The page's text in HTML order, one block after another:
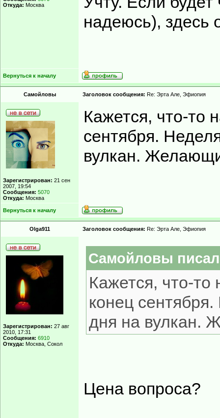
Откуда: Москва
надеюсь), здесь
Вернуться к началу
Самойловы Заголовок сообщения: Re: Эрта Але, Эфиопия
Зарегистрирован: 21 сен
2007, 19:54
Сообщения: 5070
Откуда: Москва
Кажется, что-то
сентября.
вулкан.
Вернуться к началу
Olga911 Заголовок сообщения: Re: Эрта Але, Эфиопия
Зарегистрирован: 27 авг
2010, 17:31
Сообщения: 6910
Откуда: Москва, Сокол
Самойловы
Кажется, что-то
конец
дня на вулкан.
Цена вопроса?